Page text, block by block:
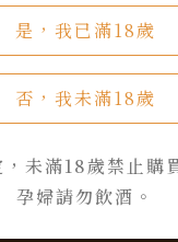
是，我已滿18歲
否，我未滿18歲
未滿18歲禁止購
孕婦請勿飲酒。
特殊的葡萄酒，
味和喜好。